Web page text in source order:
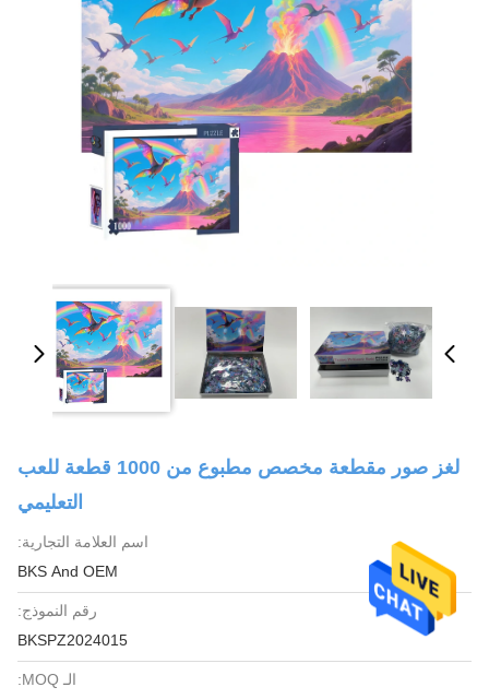
لغز صور مقطعة مخصص مطبوع من 1000 قطعة للعب
التعليمي
اسم العلامة التجارية:
BKS And OEM
رقم النموذج:
BKSPZ2024015
الـ MOQ: